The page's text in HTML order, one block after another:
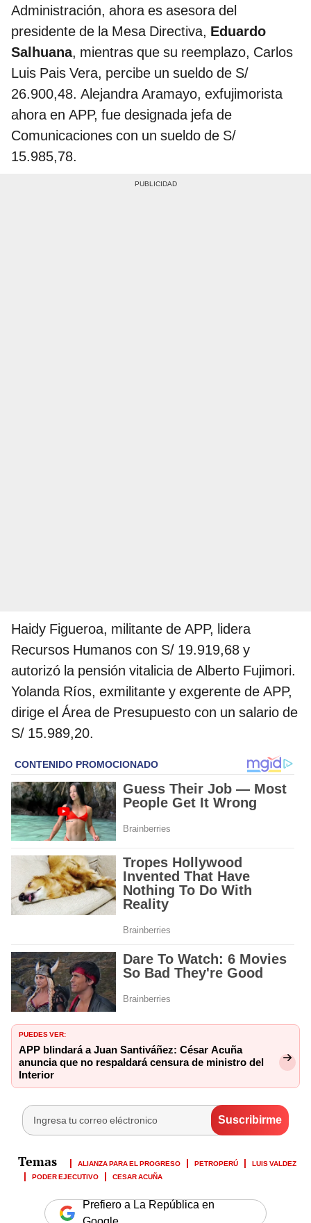
Administración, ahora es asesora del
presidente de la Mesa Directiva, Eduardo
Salhuana, mientras que su reemplazo, Carlos
Luis Pais Vera, percibe un sueldo de S/
26.900,48. Alejandra Aramayo, exfujimorista
ahora en APP, fue designada jefa de
Comunicaciones con un sueldo de S/
15.985,78.
Haidy Figueroa, militante de APP, lidera
Recursos Humanos con S/ 19.919,68 y
autorizó la pensión vitalicia de Alberto Fujimori.
Yolanda Ríos, exmilitante y exgerente de APP,
dirige el Área de Presupuesto con un salario de
S/ 15.989,20.
PUEDES VER:
APP blindará a Juan Santiváñez: César Acuña
anuncia que no respaldará censura de ministro del
Interior
ALIANZA PARA EL PROGRESO PETROPERÚ
LUIS VALDEZ
PODER EJECUTIVO
CESAR ACUÑA
Prefiero a La República en